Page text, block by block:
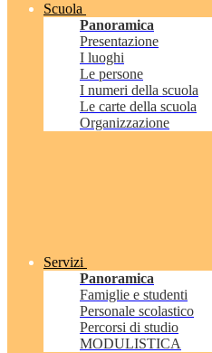
Scuola
Panoramica
Presentazione
I luoghi
Le persone
I numeri della scuola
Le carte della scuola
Organizzazione
Servizi
Panoramica
Famiglie e studenti
Personale scolastico
Percorsi di studio
MODULISTICA